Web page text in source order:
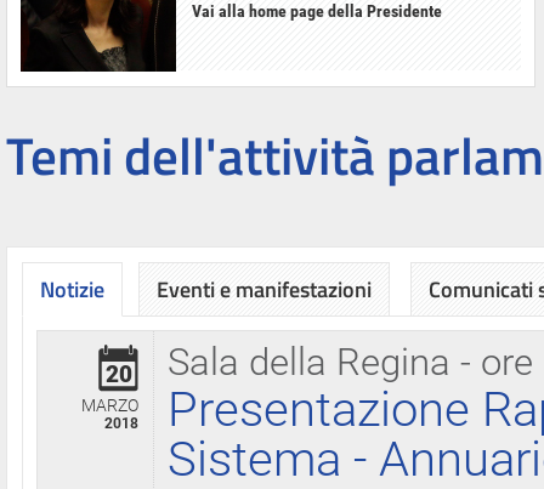
Vai alla home page della Presidente
Temi dell'attività
Notizie
Sala della Regina - ore
20
MARZO
2018
Presentazione
Sistema -
Eventi e manifestazioni Comunicati